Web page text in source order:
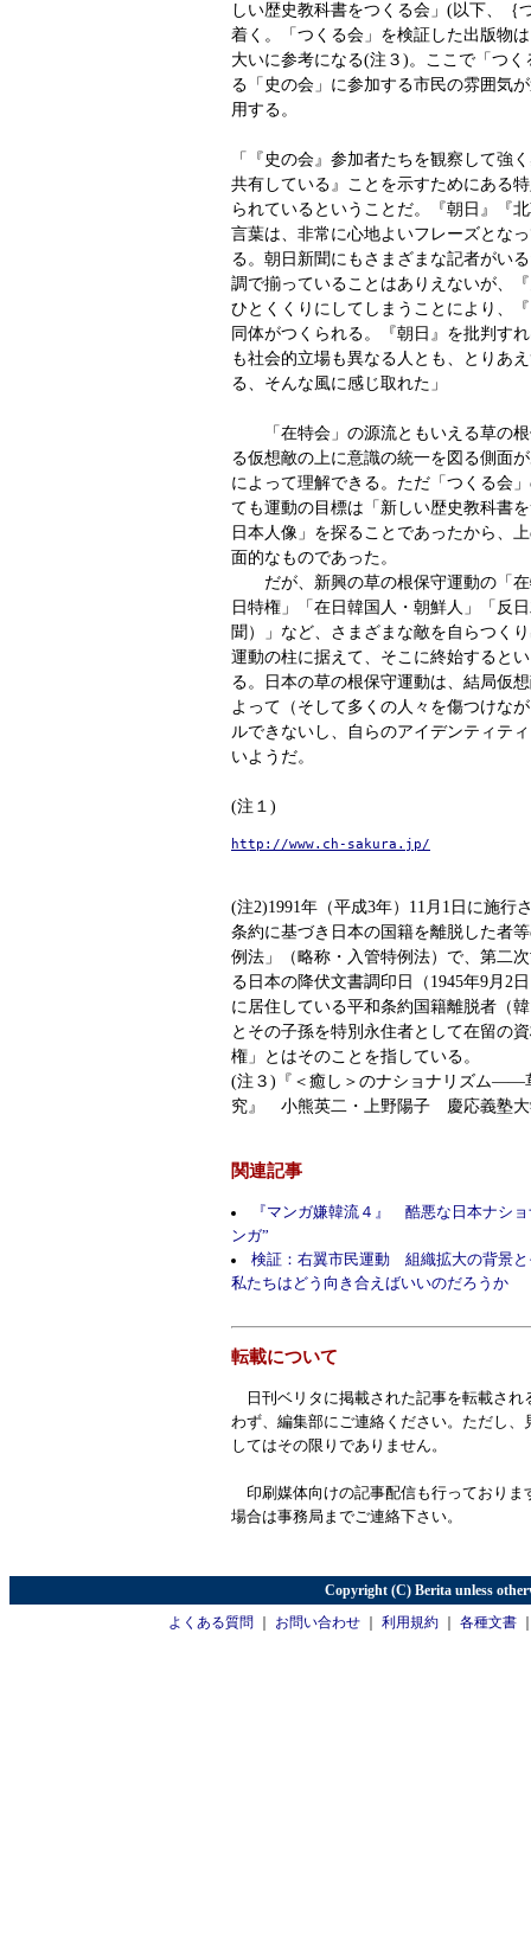
しい歴史教科書をつくる会」(以下、｛
着く。「つくる会」を検証した出版物
大いに参考になる(注３)。ここで「つ
る「史の会」に参加する市民の雰囲気
用する。
「『史の会』参加者たちを観察して強
共有している』ことを示すためにある
られているということだ。『朝日』『
言葉は、非常に心地よいフレーズとな
る。朝日新聞にもさまざまな記者がい
調で揃っていることはありえないが、
ひとくくりにしてしまうことにより、
同体がつくられる。『朝日』を批判す
も社会的立場も異なる人とも、とりあ
る、そんな風に感じ取れた」
「在特会」の源流ともいえる草の根
る仮想敵の上に意識の統一を図る側面
によって理解できる。ただ「つくる会
ても運動の目標は「新しい歴史教科書
日本人像」を探ることであったから、
面的なものであった。
だが、新興の草の根保守運動の「在
日特権」「在日韓国人・朝鮮人」「反
聞）」など、さまざまな敵を自らつく
運動の柱に据えて、そこに終始すると
る。日本の草の根保守運動は、結局仮
よって（そして多くの人々を傷つけな
ルできないし、自らのアイデンティテ
いようだ。
(注１)
http://www.ch-sakura.jp/
(注2)1991年（平成3年）11月1日に施行
条約に基づき日本の国籍を離脱した者
例法」（略称・入管特例法）で、第二
る日本の降伏文書調印日（1945年9月2
に居住している平和条約国籍離脱者（
とその子孫を特別永住者として在留の
権」とはそのことを指している。
(注３)『＜癒し＞のナショナリズム――
究』 小熊英二・上野陽子 慶応義塾大
関連記事
『マンガ嫌韓流４』 酷悪な日本ナシ
ンガ”
検証：右翼市民運動 組織拡大の背
私たちはどう向き合えばいいのだろうか
転載について
日刊ベリタに掲載された記事を転載され
わず、編集部にご連絡ください。ただし
してはその限りでありません。
印刷媒体向けの記事配信も行っておりま
場合は事務局までご連絡下さい。
Copyright (C) Berita unless
よくある質問
お問い合わせ 利用規約 各種文書